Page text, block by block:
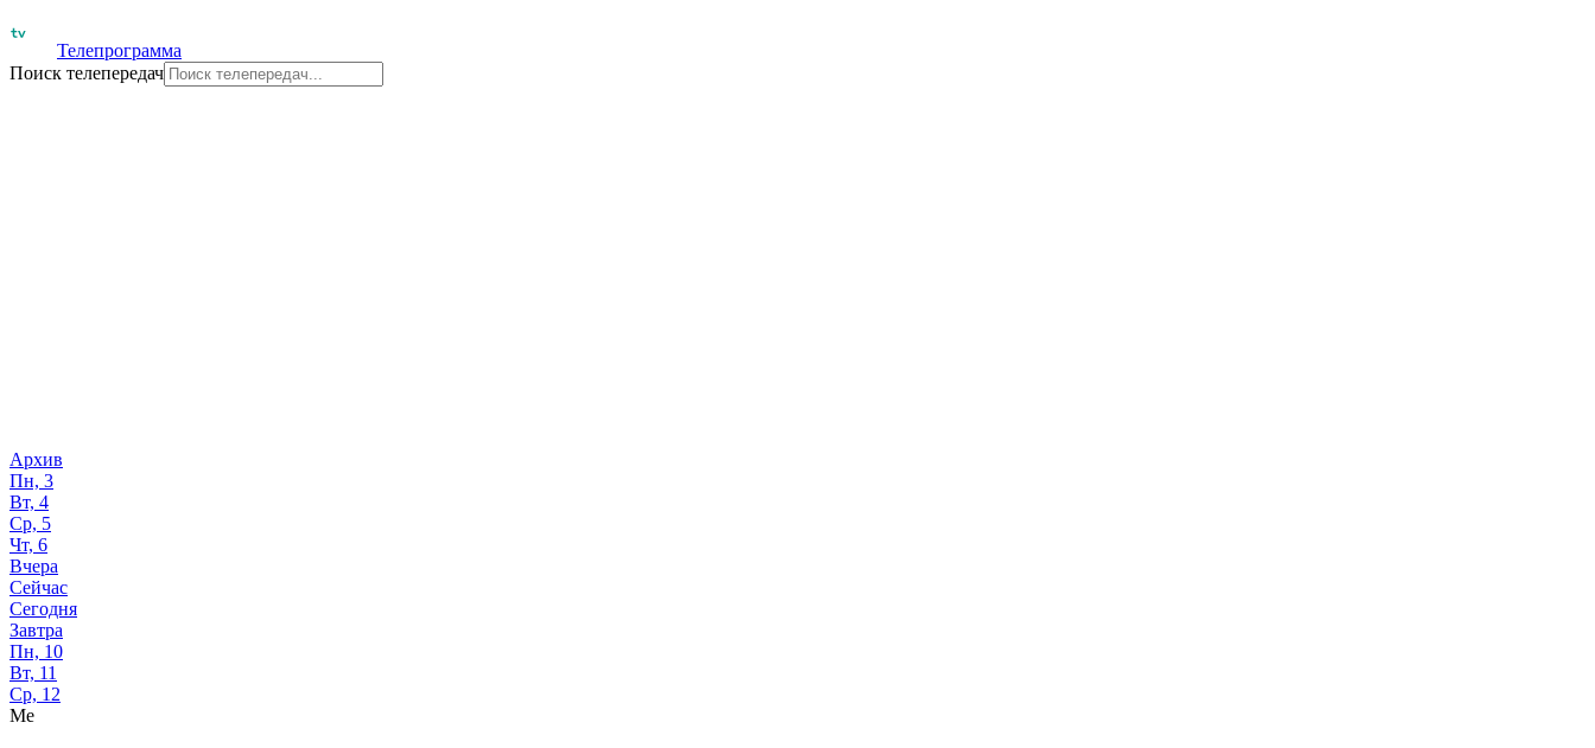
Телепрограмма
Поиск телепередач
Архив
Пн, 3
Вт, 4
Ср, 5
Чт, 6
Вчера
Сейчас
Сегодня
Завтра
Пн, 10
Вт, 11
Ср, 12
Me